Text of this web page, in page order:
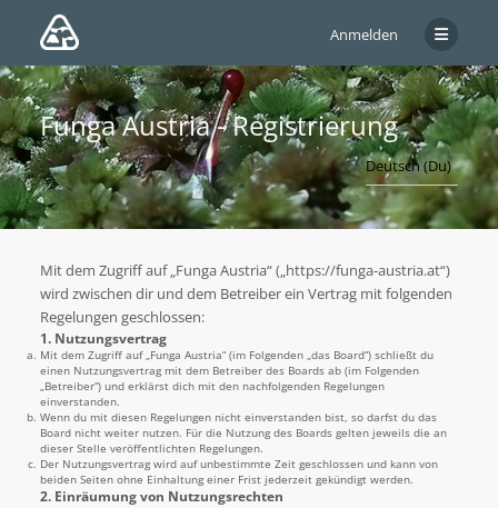
Anmelden
Funga Austria - Registrierung
Mit dem Zugriff auf „Funga Austria“ („https://funga-austria.at“)
wird zwischen dir und dem Betreiber ein Vertrag mit folgenden
Regelungen geschlossen:
1. Nutzungsvertrag
Mit dem Zugriff auf „Funga Austria“ (im Folgenden „das Board“) schließt du
einen Nutzungsvertrag mit dem Betreiber des Boards ab (im Folgenden
„Betreiber“) und erklärst dich mit den nachfolgenden Regelungen
einverstanden.
Wenn du mit diesen Regelungen nicht einverstanden bist, so darfst du das
Board nicht weiter nutzen. Für die Nutzung des Boards gelten jeweils die an
dieser Stelle veröffentlichten Regelungen.
Der Nutzungsvertrag wird auf unbestimmte Zeit geschlossen und kann von
beiden Seiten ohne Einhaltung einer Frist jederzeit gekündigt werden.
2. Einräumung von Nutzungsrechten